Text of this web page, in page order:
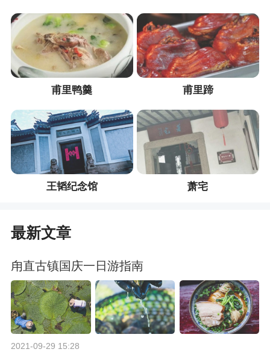
甫里鸭羹 甫里蹄
王韬纪念馆 萧宅
最新文章
甪直古镇国庆一日游指南
2021-09-29 15:28